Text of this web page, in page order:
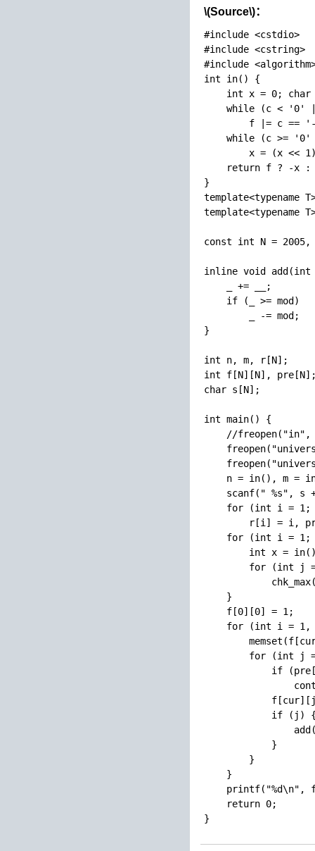
\(Source\)：
#include <cstdio>
#include <cstring>
#include
int in() {
int x = 0; char
while (c < '0'
f |= c ==
while (c >= '0'
x = (x <<
return f ? -x :
}
const int N = 2005,
inline void
    _ += __;
    if (_ >= mod)
        _ -= mod;
}
int n, m, r[N];
int f[N][N],
char s[N];
int main() {
//freopen("in",
n = in(), m =
scanf(" %s", s
for (int i = 1;
r[i] = i,
for (int i = 1;
int x =
for (int j
    }
    f[0][0] = 1;
for (int i = 1,
for (int j
if
if (j)
            }
        }
    }
printf("%d\n",
    return 0;